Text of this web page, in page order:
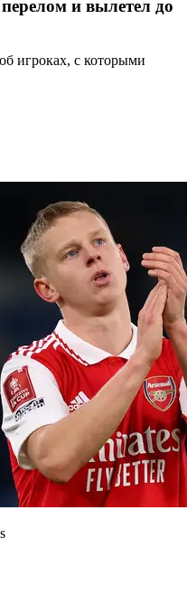
и вылетел до
игроках, с которыми